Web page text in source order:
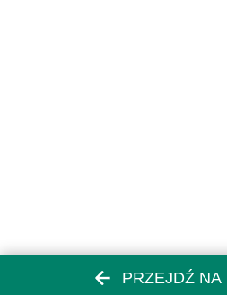
PRZEJDŹ NA